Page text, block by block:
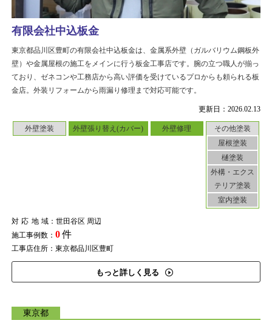
更新日：2026.02.13
外壁塗装 外壁張り替え(カバー) 外壁修理
その他塗装
屋根塗装
樋塗装
外構・エクス
テリア塗装
室内塗装
対応地域：世田谷区 周辺
施工事例数： 0件
工事店住所：東京都品川区豊町
もっと詳しく見る
有限会社中込板金
東京都品川区豊町の有限会社中込板金は、金属系外壁（ガルバリウム鋼板外
壁）や金属屋根の施工をメインに行う板金工事店です。腕の立つ職人が揃っ
ており、ゼネコンや工務店から高い評価を受けているプロからも頼られる板
金店。外装リフォームから雨漏り修理まで対応可能です。
東京都